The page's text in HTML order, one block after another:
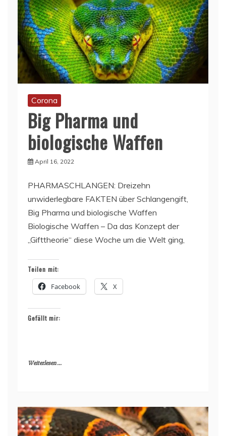
Corona
Big Pharma und
biologische Waffen
April 16, 2022
PHARMASCHLANGEN: Dreizehn
unwiderlegbare FAKTEN über Schlangengift,
Big Pharma und biologische Waffen
Biologische Waffen – Da das Konzept der
„Gifttheorie“ diese Woche um die Welt ging,
Teilen mit:
Facebook X
Gefällt mir:
Weiterlesen ...